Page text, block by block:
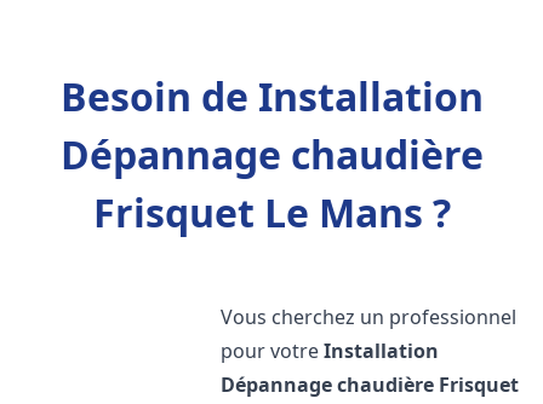
Besoin de Installation
Dépannage chaudière
Frisquet Le Mans ?
Vous cherchez un professionnel
pour votreInstallation
Dépannage chaudière Frisquet